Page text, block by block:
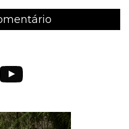
YouTube